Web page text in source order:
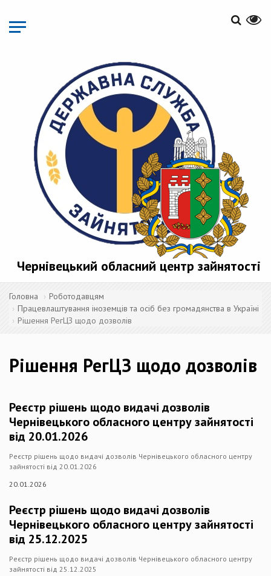
основного
матеріалу
Чернівецький обласний центр зайнятості
Головна
Роботодавцям
Працевлаштування іноземців та осіб без громадянства в Україні
Рішення РегЦЗ щодо дозволів
Рішення РегЦЗ щодо дозволів
Реєстр рішень щодо видачі дозволів
Чернівецького обласного центру зайнятості
від 20.01.2026
Реєстр рішень щодо видачі дозволів Чернівецького обласного центру
зайнятості від 20.01.2026
20.01.2026
Реєстр рішень щодо видачі дозволів
Чернівецького обласного центру зайнятості
від 25.12.2025
Реєстр рішень щодо видачі дозволів Чернівецького обласного центру
зайнятості від 25.12.2025